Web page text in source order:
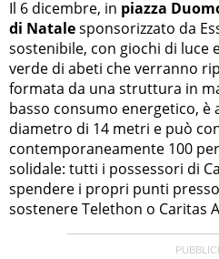
Il 6 dicembre, in piazza
di Natalesponsorizzato da
sostenibile, con giochi di luce
verde di abeti che verranno
formata da una struttura in
basso consumo energetico,
diametro di 14 metri e può
contemporaneamente 100
solidale: tutti i possessori di
spendere i propri punti
sostenere Telethon o Caritas